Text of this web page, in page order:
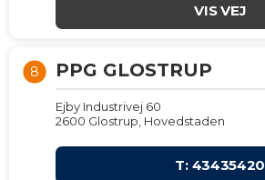
VIS VEJ
8 PPG GLOSTRUP
Ejby Industrivej 60
2600 Glostrup, Hovedstaden
T: 43435420